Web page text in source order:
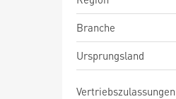
Branche
Ursprungsland
Vertriebszulassungen